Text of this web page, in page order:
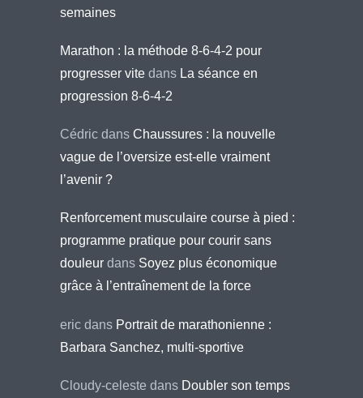
semaines
Marathon : la méthode 8-6-4-2 pour
progresser vite dans La séance en
progression 8-6-4-2
Cédric dans Chaussures : la nouvelle
vague de l’oversize est-elle vraiment
l’avenir ?
Renforcement musculaire course à pied :
programme pratique pour courir sans
douleur dans Soyez plus économique
grâce à l’entraînement de la force
eric dans Portrait de marathonienne :
Barbara Sanchez, multi-sportive
Cloudy-celeste dans Doubler son temps